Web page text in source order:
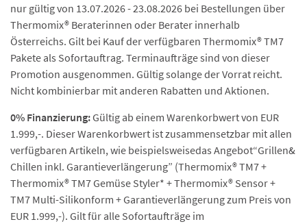
nur gültig von 13.07.2026 - 23.08.2026 bei Bestellungen über
Thermomix® Beraterinnen oder Berater innerhalb
Österreichs. Gilt bei Kauf der verfügbaren Thermomix® TM7
Pakete als Sofortauftrag. Terminaufträge sind von dieser
Promotion ausgenommen. Gültig solange der Vorrat reicht.
Nicht kombinierbar mit anderen Rabatten und Aktionen.
0% Finanzierung:Gültig ab einem Warenkorbwert von EUR
1.999,-. Dieser Warenkorbwert ist zusammensetzbar mit allen
verfügbaren Artikeln, wie beispielsweisedas Angebot“Grillen&
Chillen inkl. Garantieverlängerung” (Thermomix® TM7 +
Thermomix® TM7 Gemüse Styler* + Thermomix® Sensor +
TM7 Multi-Silikonform + Garantieverlängerung zum Preis von
EUR 1.999,-). Gilt für alle Sofortaufträge im